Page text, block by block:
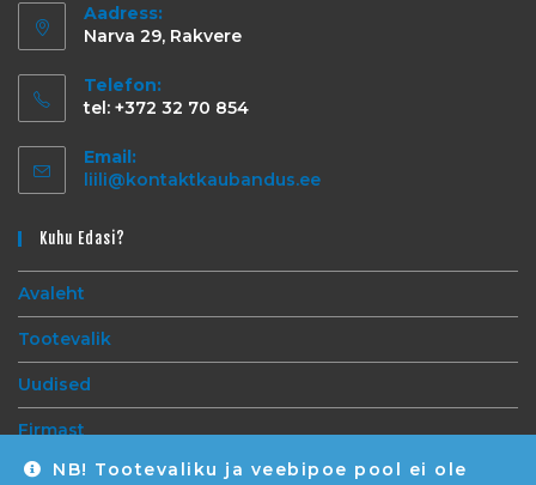
NB! Tootevaliku ja veebipoe pool ei ole
Aadress:
Narva 29, Rakvere
Telefon:
tel: +372 32 70 854
Email:
liili@kontaktkaubandus.ee
Kuhu Edasi?
Avaleht
Tootevalik
Uudised
Firmast
Kontakt